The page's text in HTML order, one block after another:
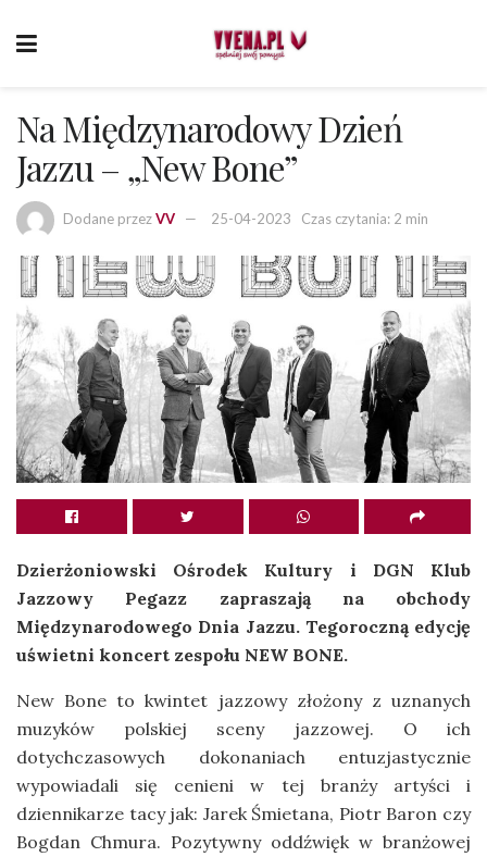
Na Międzynarodowy Dzień
Jazzu – „New Bone”
Dodane przezVV 25-04-2023 Czas czytania: 2 min
Dzierżoniowski Ośrodek Kultury i DGN Klub
Jazzowy Pegazz zapraszają na obchody
Międzynarodowego Dnia Jazzu. Tegoroczną edycję
uświetni koncert zespołu NEW BONE.
New Bone to kwintet jazzowy złożony z uznanych
muzyków polskiej sceny jazzowej. O ich
dotychczasowych dokonaniach entuzjastycznie
wypowiadali się cenieni w tej branży artyści i
dziennikarze tacy jak: Jarek Śmietana, Piotr Baron czy
Bogdan Chmura. Pozytywny oddźwięk w branżowej